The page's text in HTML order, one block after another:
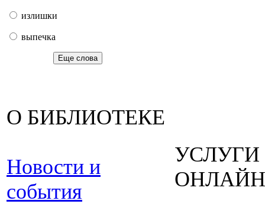
излишки
выпечка
Еще слова
О БИБЛИОТЕКЕ
Новости и
события
УСЛУГИ
ОНЛАЙН